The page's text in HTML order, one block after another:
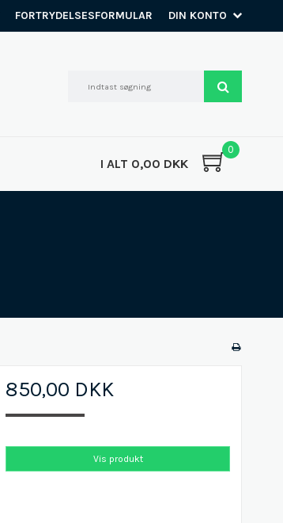
FORTRYDELSESFORMULAR DIN KONTO
I ALT 0,00 DKK
0
850,00 DKK
Vis produkt